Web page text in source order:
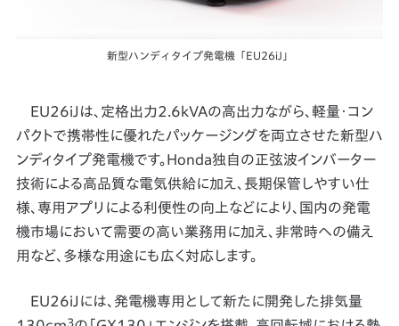
新型ハンディタイプ発電機「EU26iJ」
EU26iJは、定格出力2.6kVAの高出力ながら、軽量・コン
パクトで携帯性に優れたパッケージングを両立させた新型ハ
ンディタイプ発電機です。Honda独自の正弦波インバーター
技術による高品質な電気供給に加え、長期保管しやすい仕
様、専用アプリによる利便性の向上などにより、国内の発電
機市場において需要の高い業務用に加え、非常時への備え
用など、多様な用途にも広く対応します。
EU26iJには、発電機専用として新たに開発した排気量
3